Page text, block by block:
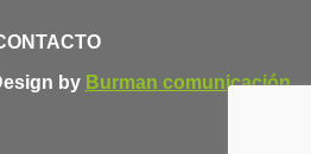
by Burman comunicación